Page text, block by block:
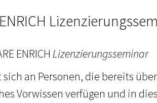
ENRICH
ENRICH Lizenzierungsseminar
an Personen, die bereits
Vorwissen verfügen und in